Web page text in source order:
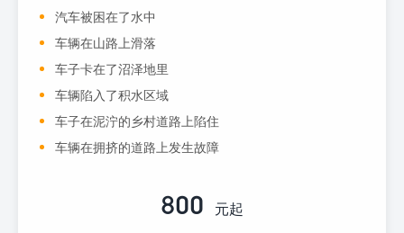
汽车被困在了水中
车辆在山路上滑落
车子卡在了沼泽地里
车辆陷入了积水区域
车子在泥泞的乡村道路上陷住
车辆在拥挤的道路上发生故障
800 元起